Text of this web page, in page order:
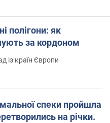
полігони: як
за кордоном
із країн Європи
спеки пройшла
на річки.